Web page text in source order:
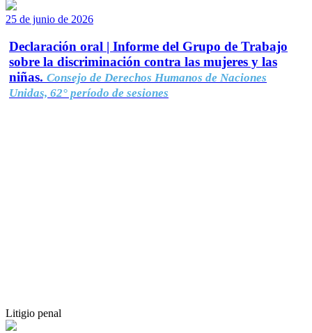
25 de junio de 2026
Declaración oral | Informe del Grupo de Trabajo
sobre la discriminación contra las mujeres y las
niñas. Consejo de Derechos Humanos de Naciones
Unidas, 62° período de sesiones
Litigio penal